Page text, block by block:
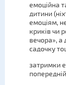
емоційна
дитини
емоціям,
криків чи
вечора», а
садочку
затримки